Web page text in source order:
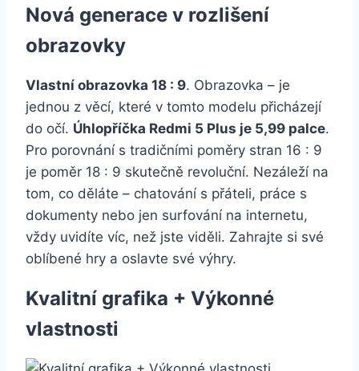
Nová generace v rozlišení
obrazovky
Vlastní obrazovka 18 : 9. Obrazovka – je
jednou z věcí, které v tomto modelu přicházejí
do očí. Úhlopříčka Redmi 5 Plus je 5,99 palce.
Pro porovnání s tradičními poměry stran 16 : 9
je poměr 18 : 9 skutečně revoluční. Nezáleží na
tom, co děláte – chatování s přáteli, práce s
dokumenty nebo jen surfování na internetu,
vždy uvidíte víc, než jste viděli. Zahrajte si své
oblíbené hry a oslavte své výhry.
Kvalitní grafika + Výkonné
vlastnosti